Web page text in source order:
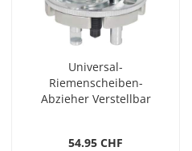
Universal-
Riemenscheiben-
Abzieher Verstellbar
54.95 CHF